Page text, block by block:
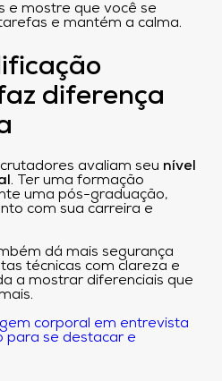
e mostre que você se
e mantém a calma.
diferença
avaliam seu nível
. Ter uma formação
uma pós-graduação,
com sua carreira e
dá mais segurança
técnicas com clareza e
a mostrar diferenciais que
corporal em entrevista
para se destacar e